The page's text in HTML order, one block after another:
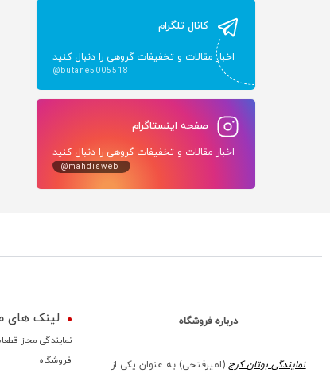
کانال تلگرام
اخبار مقالات و تخفیفات گروهی را دنبال کنید
@butane5005518
صفحه اینستاگرام
اخبار مقالات و تخفیفات گروهی را دنبال کنید
@mahdisweb
درباره فروشگاه
نمایندگی بوتان کرج(امیرفتحی) به عنوان یکی از
لینک های
نمایندگی مجاز
فروشگاه